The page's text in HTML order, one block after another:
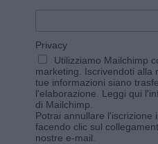
Privacy
Utilizziamo Mailchimp
marketing. Iscrivendoti alla
tue informazioni siano
l'elaborazione. Leggi qui
di Mailchimp
Potrai annullare l'iscrizione
facendo clic sul
nostre e-mail.